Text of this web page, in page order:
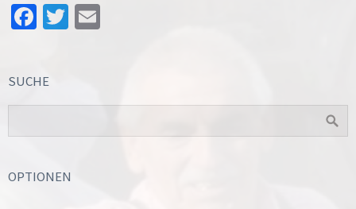
Facebook
Twitter
SUCHE
OPTIONEN